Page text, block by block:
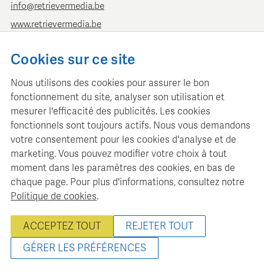
info@retrievermedia.be
www.retrievermedia.be
Retriever Pays-Bas
1054 GT Amsterdam
+ 31 (0)20 379 11 01
info@retriever.nl
www.retriever.nl
Retriever Media Information gère une base de données médias
structurée pour la planification et l'analyse médias
professionnelles.
© 2022 - 2026 Retriever Media Belgique - Tous droits réservés
Cookies sur ce site
Nous utilisons des cookies pour assurer le bon
fonctionnement du site, analyser son utilisation et
mesurer l'efficacité des publicités. Les cookies
fonctionnels sont toujours actifs. Nous vous demandons
votre consentement pour les cookies d'analyse et de
marketing. Vous pouvez modifier votre choix à tout
moment dans les paramètres des cookies, en bas de
chaque page. Pour plus d'informations, consultez notre
Politique de cookies.
ACCEPTEZ TOUT
REJETER TOUT
GÉRER LES PRÉFÉRENCES